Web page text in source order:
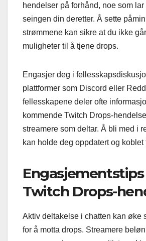
hendelser på forhånd, noe som
seingen din deretter. Å sette
strømmene kan sikre at du ikke
muligheter til å tjene drops.
Engasjer deg i
plattformer som Discord eller
fellesskapene deler ofte
kommende Twitch Drops-
streamere som deltar. Å bli med i
kan holde deg oppdatert og koblet
Twitch Drops-
Aktiv deltakelse i chatten kan øke
for å motta drops. Streamere